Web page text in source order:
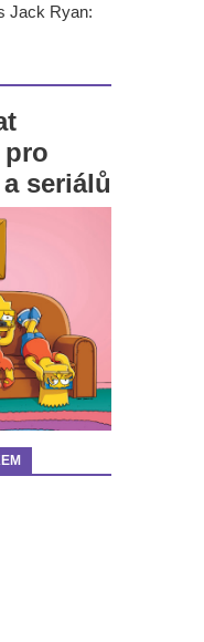
Jack Ryan:
seriálů